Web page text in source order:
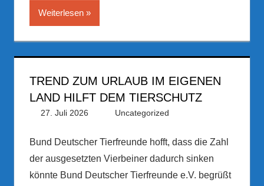
Weiterlesen
TREND ZUM URLAUB IM EIGENEN
LAND HILFT DEM TIERSCHUTZ
27. Juli 2026 PRGateway
Uncategorized
Bund Deutscher Tierfreunde hofft, dass die Zahl
der ausgesetzten Vierbeiner dadurch sinken
könnte Bund Deutscher Tierfreunde e.V. begrüßt